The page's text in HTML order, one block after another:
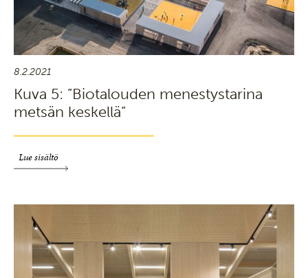
8.2.2021
Kuva 5: ”Biotalouden menestystarina
metsän keskellä”
Lue sisältö